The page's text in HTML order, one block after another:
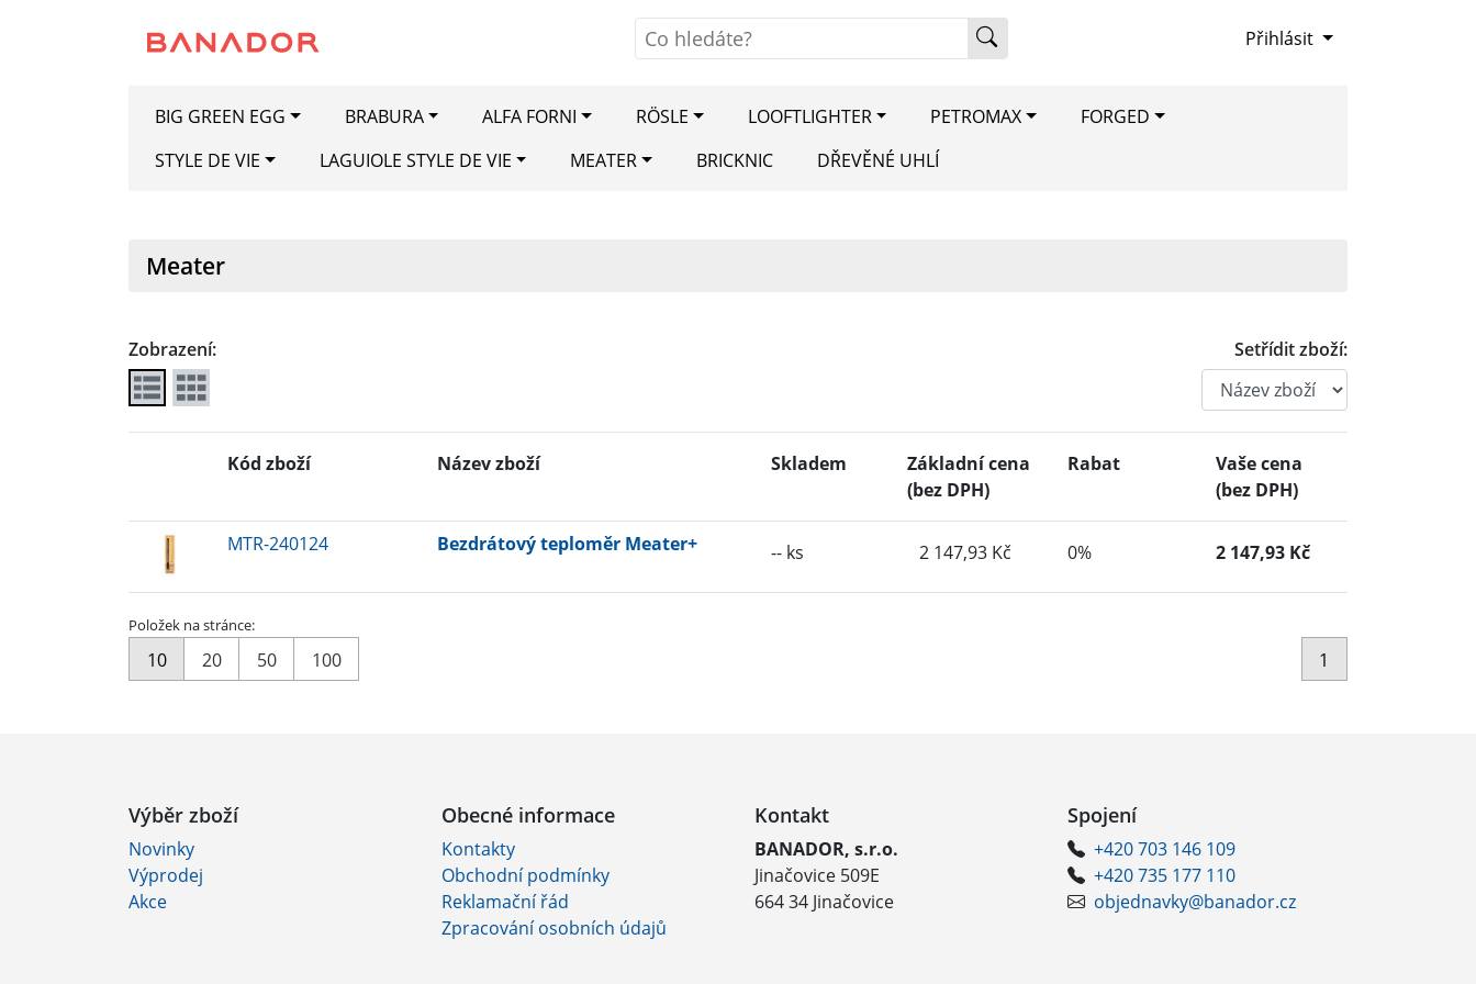
Přihlásit
BIG GREEN EGG BRABURA ALFA FORNI RÖSLE LOOFTLIGHTER PETROMAX
FORGED
STYLE DE VIE
LAGUIOLE STYLE DE VIE MEATER BRICKNIC DŘEVĚNÉ UHLÍ
Meater
Zobrazení: Setřídit zboží:
Kód zboží Název zboží Skladem
Základní cena
(bez DPH)
Rabat
Vaše cena
(bez DPH)
MTR-240124 Bezdrátový teploměr Meater+ -- ks 2 147,93 Kč 0% 2 147,93 Kč
Položek na stránce:
10 20 50 100 1
Výběr zboží
Novinky
Výprodej
Akce
Obecné informace
Kontakty
Obchodní podmínky
Reklamační řád
Zpracování osobních údajů
Kontakt
BANADOR, s.r.o.
Jinačovice 509E
664 34 Jinačovice
Spojení
+420 703 146 109
+420 735 177 110
objednavky@banador.cz